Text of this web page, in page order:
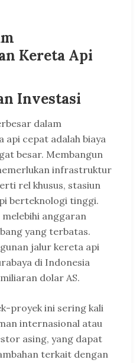
Kereta Api
Investasi
dalam
api cepat adalah biaya
besar. Membangun
infrastruktur
rel khusus, stasiun
berteknologi tinggi.
melebihi anggaran
yang terbatas.
jalur kereta api
di Indonesia
dolar AS.
proyek ini sering kali
internasional atau
asing, yang dapat
terkait dengan